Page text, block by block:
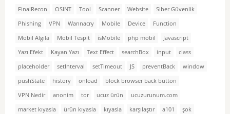
FinalRecon
OSINT Tool Scanner Website
Siber Güvenlik
Phishing
VPN Wannacry Mobile Device
Function
Mobil Algıla
Mobil Tespit isMobile php mobil
Javascript
Yazı Efekt
Kayan Yazı Text Effect searchBox input
class
placeholder
setInterval setTimeout JS preventBack
window
pushState
history onload
block browser back button
VPN Nedir
anonim tor ucuz ürün
ucuzurunum.com
market kıyasla
ürün kıyasla kıyasla karşılaştır a101 şok